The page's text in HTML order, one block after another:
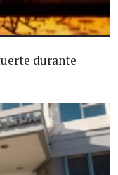
durante